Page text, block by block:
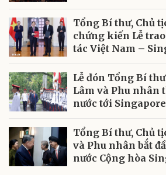
Tổng Bí thư, Chủ
chứng kiến Lễ
tác Việt Nam –
Lễ đón Tổng Bí
Lâm và Phu nhân
nước tới Singapore
Tổng Bí thư, Chủ
và Phu nhân bắt
nước Cộng hòa